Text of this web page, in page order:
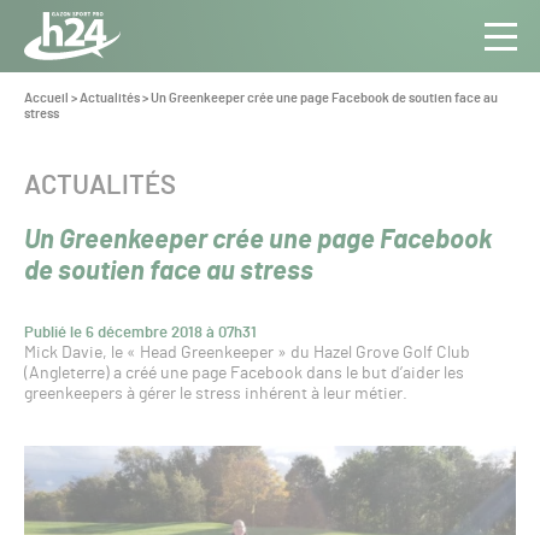
Panneau de gestion des cookies
Aller au contenu
Toute
l’info
du Gazon
Vous
êtes
Accueil >Actualités>Un Greenkeeper crée une page Facebook de soutien face au
stress
Un Greenkeeper crée une page Facebook
de soutien face au stress
Publié le 6 décembre 2018 à 07h31
CATÉGORIE :
ACTUALITÉS
Mick Davie, le « Head Greenkeeper » du Hazel Grove Golf Club
(Angleterre) a créé une page Facebook dans le but d’aider les
greenkeepers à gérer le stress inhérent à leur métier.